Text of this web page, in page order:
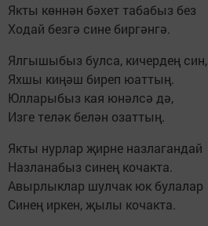
Якты көннән бәхет табабыз без
Ходай безгә сине биргәнгә.
Ялгышыбыз булса, кичердең син,
Яхшы киңәш биреп юаттың.
Юлларыбыз кая юнәлсә дә,
Изге теләк белән озаттың.
Якты нурлар җирне назлагандай
Назланабыз синең кочакта.
Авырлыклар шулчак юк булалар
Синең иркен, җылы кочакта.